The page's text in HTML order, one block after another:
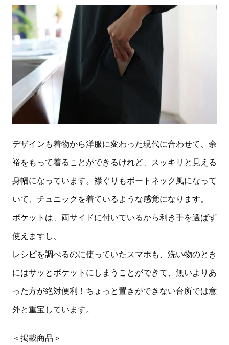
デザインも着物から洋服に変わった現代に合わせて、余
裕をもって着ることができるけれど、スッキリと見える
身幅になっています。襟ぐりもボートネック風になって
いて、チュニックを着ているような感覚になります。
ポケットは、両サイドに付いているから利き手を選ばず
使えますし、
レシピを調べるのに使っていたスマホも、洗い物のとき
にはサッとポケットにしまうことができて、無いよりあ
った方が絶対便利！ちょっと置きができない台所では意
外と重宝しています。
＜掲載商品＞